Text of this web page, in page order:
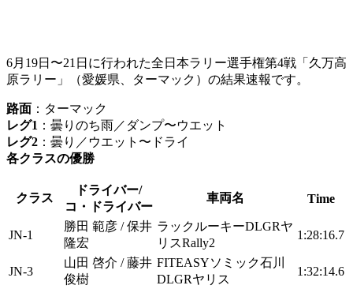
6月19日〜21日に行われた全日本ラリー選手権第4戦「久万高
原ラリー」（愛媛県、ターマック）の結果速報です。
路面 ：ターマック
レグ1 ：曇りのち雨／ダンプ〜ウエット
レグ2 ：曇り／ウエット〜ドライ
各クラスの優勝
クラス
ドライバー/
コ・ドライバー
車両名 Time
JN-1
勝田 範彦 / 保井
隆宏
ラックルーキーDLGRヤ
リスRally2
1:28:16.7
JN-3
山田 啓介 / 藤井
俊樹
FITEASYソミック石川
DLGRヤリス
1:32:14.6